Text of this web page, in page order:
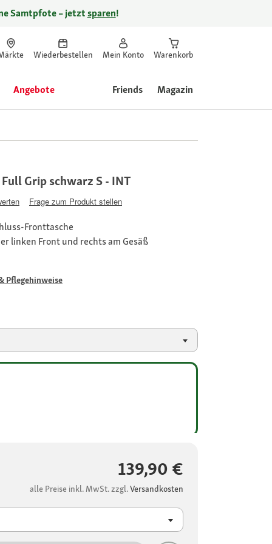
Samtpfote – jetztsparen!
Wiederbestellen Mein Konto Warenkorb
Angebote Friends Magazin
Grip schwarz S - INT
Frage zum Produkt stellen
Fronttasche
linken Front und rechts am Gesäß
Pflegehinweise
139,90 €
alle Preise inkl. MwSt. zzgl.Versandkosten